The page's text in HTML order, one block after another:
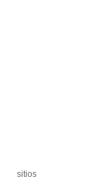
sitios
sitios